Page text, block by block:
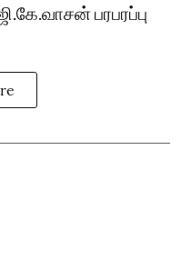
பரபரப்பு